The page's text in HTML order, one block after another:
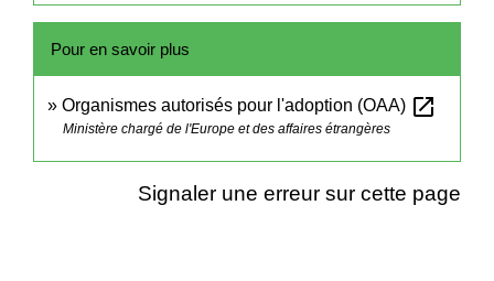
Pour en savoir plus
Organismes autorisés pour l'adoption (OAA) open_in_new
Ministère chargé de l'Europe et des affaires étrangères
Signaler une erreur sur cette page